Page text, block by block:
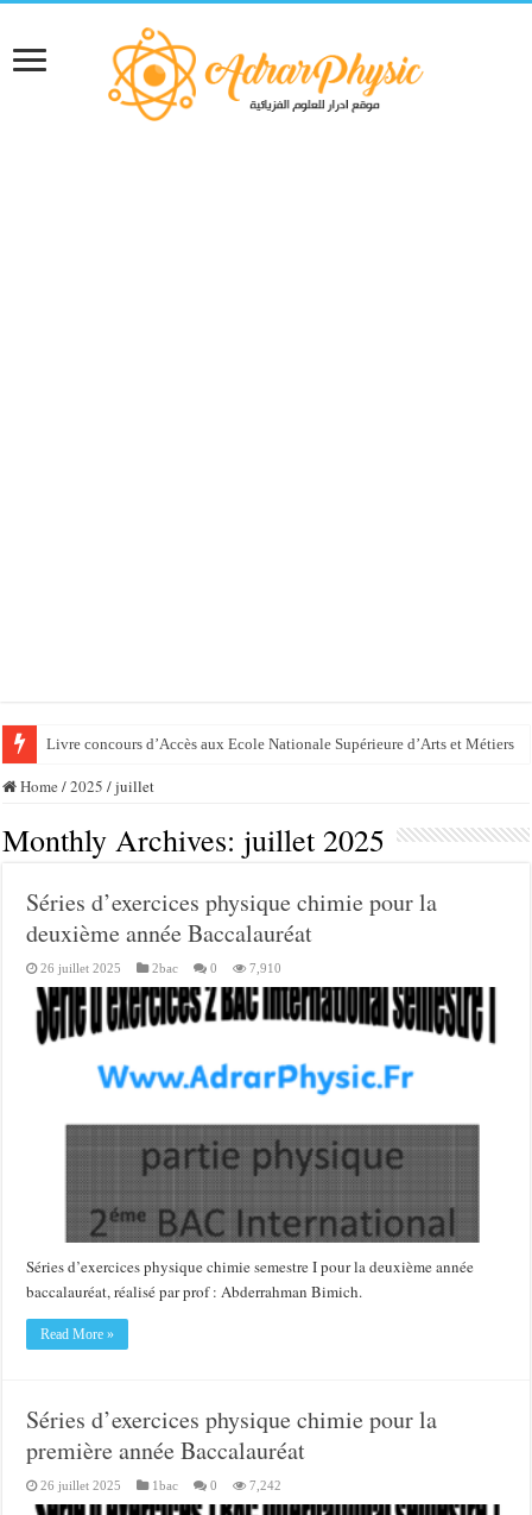
Livre concours d’Accès aux Ecole Nationale Supérieure d’Arts et Métiers
Home /2025 /juillet
Monthly Archives: juillet 2025
Séries d’exercices physique chimie pour la
deuxième année Baccalauréat
26 juillet 2025 2bac 0 7,910
Séries d’exercices physique chimie semestre I pour la deuxième année
baccalauréat, réalisé par prof : Abderrahman Bimich.
Read More »
Séries d’exercices physique chimie pour la
première année Baccalauréat
26 juillet 2025 1bac 0 7,242